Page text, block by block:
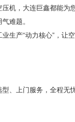
机，大连巨鑫都能为
难题。
生产“动力核心”，让
、上门服务，全程无